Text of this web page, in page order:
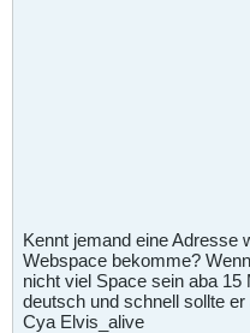
Kennt jemand eine Adresse
Webspace bekomme?
nicht viel Space sein aba
deutsch und schnell sollte
Cya Elvis_alive